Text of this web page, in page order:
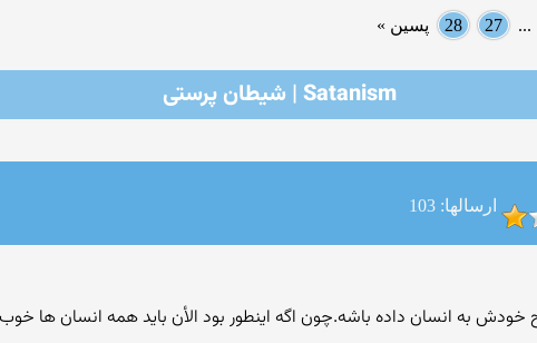
27
28 پسین »
Satanism | شیطان پرستی
ارسالها: 103
خودش به انسان داده باشه.چون اگه اینطور بود الأن باید همه انسان ها